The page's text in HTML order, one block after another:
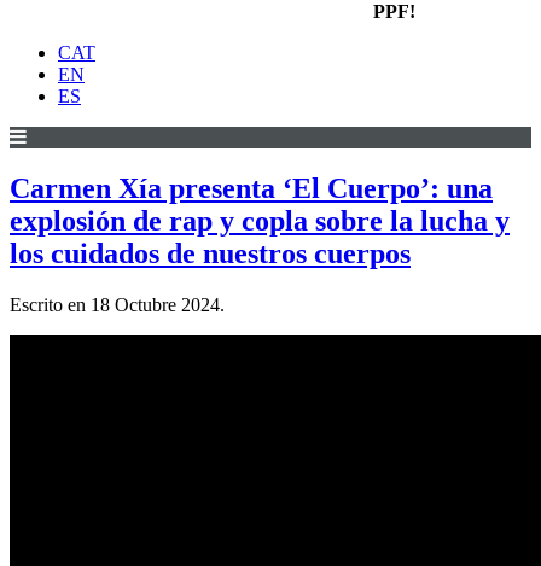
PPF!
CAT
EN
ES
Carmen Xía presenta ‘El Cuerpo’: una
explosión de rap y copla sobre la lucha y
los cuidados de nuestros cuerpos
Escrito en 18 Octubre 2024.